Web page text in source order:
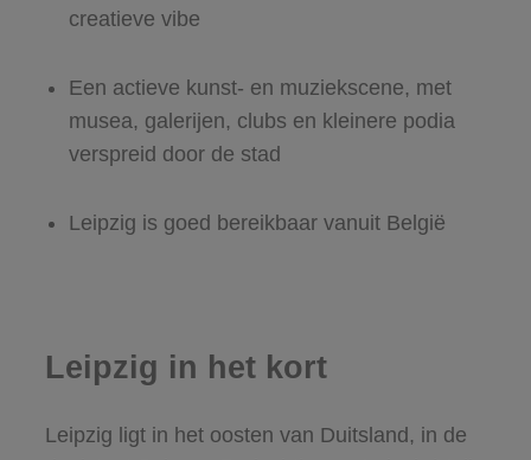
creatieve vibe
Een actieve kunst- en muziekscene, met
musea, galerijen, clubs en kleinere podia
verspreid door de stad
Leipzig is goed bereikbaar vanuit België
Leipzig in het kort
Leipzig ligt in het oosten van Duitsland, in de